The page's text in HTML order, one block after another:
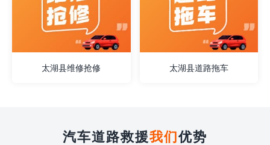
太湖县维修抢修 太湖县道路拖车
汽车道路救援我们优势